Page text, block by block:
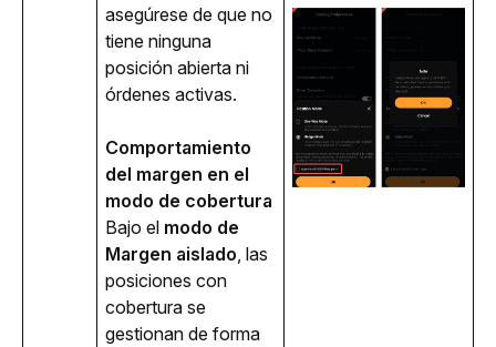
asegúrese de que no
tiene ninguna
posición abierta ni
órdenes activas.
Comportamiento
del margen en el
modo de cobertura
Bajo el modo de
Margen aislado , las
posiciones con
cobertura se
gestionan de forma